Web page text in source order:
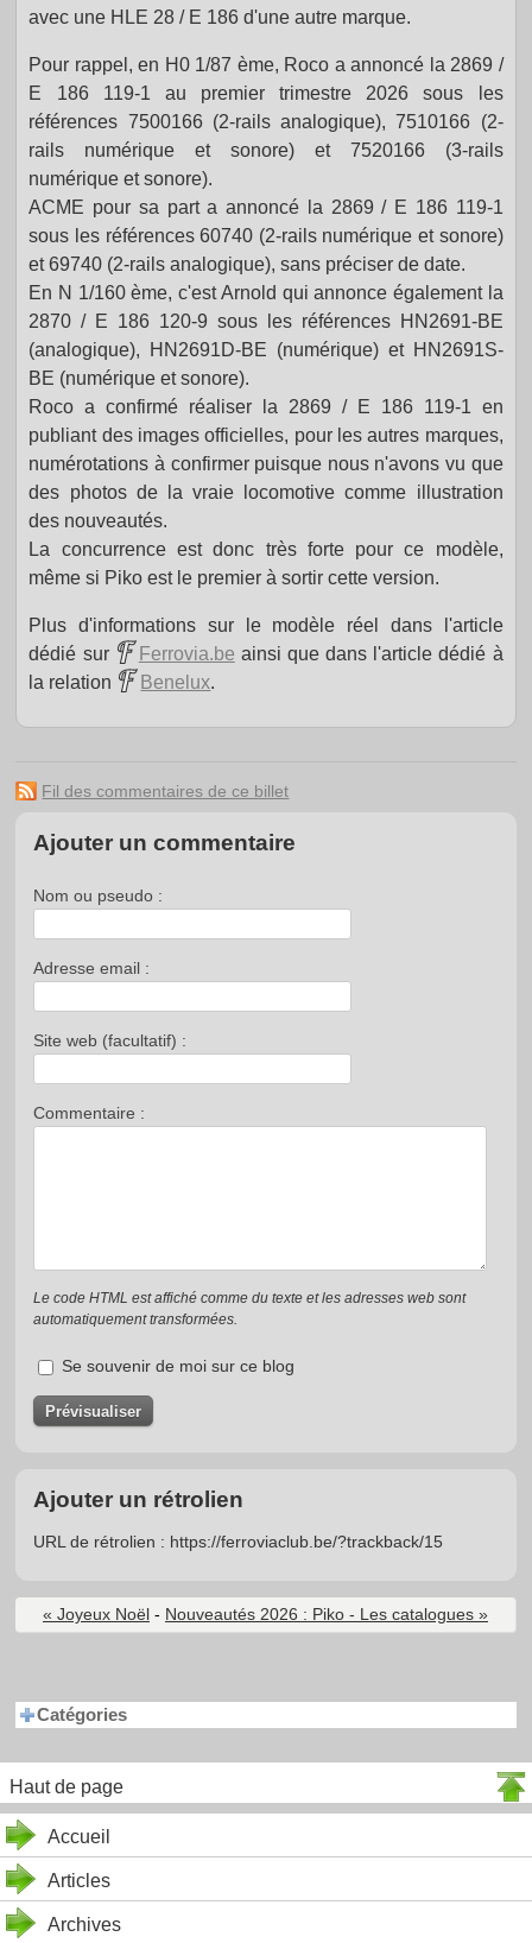
avec une HLE 28 / E 186 d'une autre marque.
Pour rappel, en H0 1/87 ème, Roco a annoncé la 2869 /
E 186 119-1 au premier trimestre 2026 sous les
références 7500166 (2-rails analogique) ,7510166 (2-
rails numérique et sonore) et 7520166 (3-rails
numérique et sonore).
ACME pour sa part a annoncé la 2869 / E 186 119-1
sous les références 60740 (2-rails numérique et sonore)
et 69740 (2-rails analogique), sans préciser de date.
En N 1/160 ème, c'est Arnold qui annonce également la
2870 / E 186 120-9 sous les références HN2691-BE
(analogique), HN2691D-BE (numérique) et HN2691S-
BE (numérique et sonore).
Roco a confirmé réaliser la 2869 / E 186 119-1 en
publiant des images officielles, pour les autres marques,
numérotations à confirmer puisque nous n'avons vu que
des photos de la vraie locomotive comme illustration
des nouveautés.
La concurrence est donc très forte pour ce modèle,
même si Piko est le premier à sortir cette version.
Plus d'informations sur le modèle réel dans l'article
dédié sur
Ferrovia.be ainsi que dans l'article dédié à
la relation
Benelux
Fil des commentaires de ce billet
Ajouter un commentaire
Nom ou pseudo :
Adresse email :
Site web (facultatif) :
Commentaire :
Le code HTML est affiché comme du texte et les adresses web sont
automatiquement transformées.
Se souvenir de moi sur ce blog
Ajouter un rétrolien
URL de rétrolien : https://ferroviaclub.be/?trackback/15
« Joyeux Noël - Nouveautés 2026 : Piko - Les catalogues »
Catégories
Haut de page
Accueil
Articles
Archives